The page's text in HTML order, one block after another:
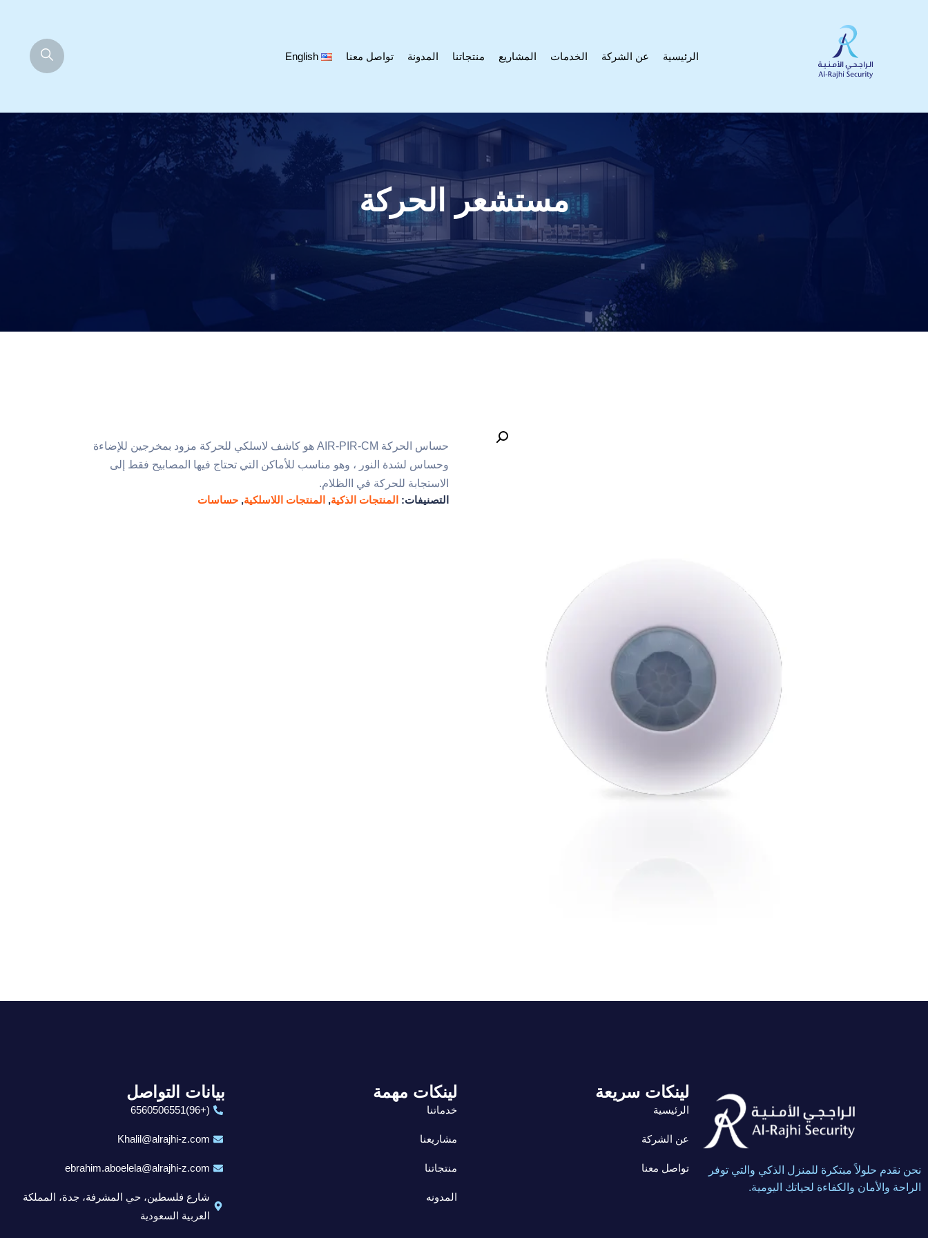
الرئيسية عن الشركة الخدمات المشاريع منتجاتنا المدونة تواصل معنا English
مستشعر الحركة
حساس الحركة AIR-PIR-CM هو كاشف لاسلكي للحركة مزود بمخرجين للإضاءة
وحساس لشدة النور ، وهو مناسب للأماكن التي تحتاج فيها المصابيح فقط إلى
الاستجابة للحركة في االظلام.
التصنيفات: المنتجات الذكية, المنتجات اللاسلكية,حساسات
نحن نقدم حلولاً مبتكرة للمنزل الذكي والتي توفر
الراحة والأمان والكفاءة لحياتك اليومية.
لينكات سريعة
الرئيسية
عن الشركة
تواصل معنا
لينكات مهمة
خدماتنا
مشاريعنا
منتجاتنا
المدونه
بيانات التواصل
(+96)6560506551
Khalil@alrajhi-z.com
ebrahim.aboelela@alrajhi-z.com
شارع فلسطين، حي المشرفة، جدة، المملكة
العربية السعودية